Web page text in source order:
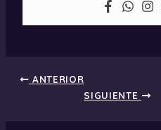
ANTERIOR
SIGUIENTE